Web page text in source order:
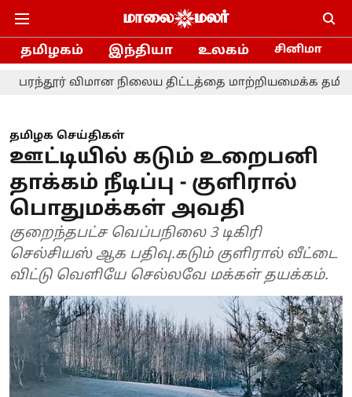
தமிழகம் இந்தியா உலகம் சினிமா
விமான நிலைய திட்டத்தை மாற்றியமைக்க தமிழ்நாடு
தமிழக செய்திகள்
ஊட்டியில் கடும் உறைபனி
தாக்கம் நீடிப்பு - குளிரால்
பொதுமக்கள் அவதி
குறைந்தபட்ச வெப்பநிலை 3 டிகிரி
செல்சியஸ் ஆக பதிவு.கடும் குளிரால் வீட்டை
விட்டு வெளியே செல்லவே மக்கள் தயக்கம்.